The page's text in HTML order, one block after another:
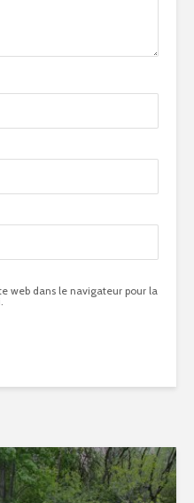
web dans le navigateur pour la